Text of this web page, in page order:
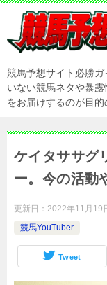
競馬予想サイト必勝
いない競馬ネタや暴
をお届けするのが目的
ケイタササグ
ー。今の活動
更新日： 2022年11月19
競馬YouTuber
Tweet